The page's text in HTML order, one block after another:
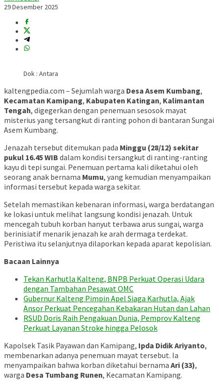
29 Desember 2025
Dok : Antara
kaltengpedia.com – Sejumlah warga Desa Asem Kumbang,
Kecamatan Kamipang, Kabupaten Katingan, Kalimantan
Tengah, digegerkan dengan penemuan sesosok mayat
misterius yang tersangkut di ranting pohon di bantaran Sungai
Asem Kumbang.
Jenazah tersebut ditemukan pada Minggu (28/12) sekitar
pukul 16.45 WIB dalam kondisi tersangkut di ranting-ranting
kayu di tepi sungai. Penemuan pertama kali diketahui oleh
seorang anak bernama Mumu, yang kemudian menyampaikan
informasi tersebut kepada warga sekitar.
Setelah memastikan kebenaran informasi, warga berdatangan
ke lokasi untuk melihat langsung kondisi jenazah. Untuk
mencegah tubuh korban hanyut terbawa arus sungai, warga
berinisiatif menarik jenazah ke arah dermaga terdekat.
Peristiwa itu selanjutnya dilaporkan kepada aparat kepolisian.
Bacaan Lainnya
Tekan Karhutla Kalteng, BNPB Perkuat Operasi Udara
dengan Tambahan Pesawat OMC
Gubernur Kalteng Pimpin Apel Siaga Karhutla, Ajak
Ansor Perkuat Pencegahan Kebakaran Hutan dan Lahan
RSUD Doris Raih Pengakuan Dunia, Pemprov Kalteng
Perkuat Layanan Stroke hingga Pelosok
Kapolsek Tasik Payawan dan Kamipang, Ipda Didik Ariyanto,
membenarkan adanya penemuan mayat tersebut. Ia
menyampaikan bahwa korban diketahui bernama Ari (33),
warga Desa Tumbang Runen, Kecamatan Kamipang.